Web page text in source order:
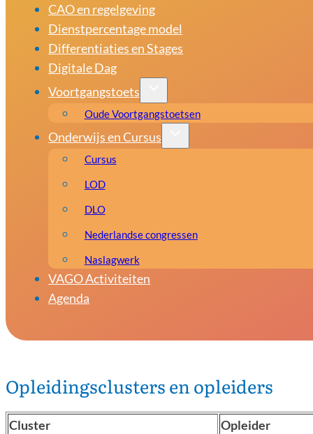
CAO en regelgeving
Dienstpercentage model
Differentiaties en Stages
Digitale Dag
Voortgangstoets
Oude Voortgangstoetsen
Onderwijs en Cursus
Cursus
LOD
DLO
Nederlandse congressen
Naslagwerk
VAGO Activiteiten
Agenda
Opleidingsclusters en opleiders
Cluster
Opleider